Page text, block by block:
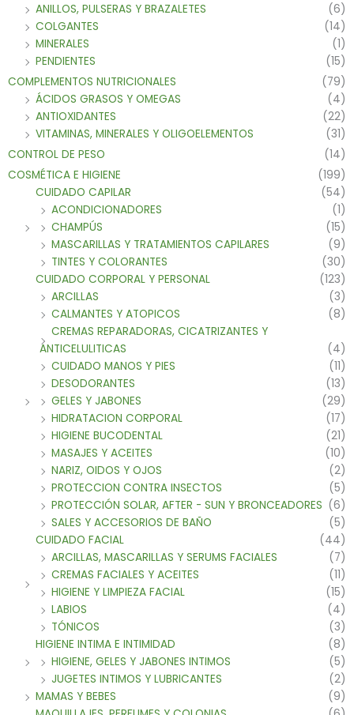
ANILLOS, PULSERAS Y BRAZALETES
(6)
COLGANTES
(14)
MINERALES
(1)
PENDIENTES
(15)
COMPLEMENTOS NUTRICIONALES
(79)
ÁCIDOS GRASOS Y OMEGAS
(4)
ANTIOXIDANTES
(22)
VITAMINAS, MINERALES Y OLIGOELEMENTOS
(31)
CONTROL DE PESO
(14)
COSMÉTICA E HIGIENE
(199)
CUIDADO CAPILAR
(54)
ACONDICIONADORES
(1)
CHAMPÚS
(15)
MASCARILLAS Y TRATAMIENTOS CAPILARES
(9)
TINTES Y COLORANTES
(30)
CUIDADO CORPORAL Y PERSONAL
(123)
ARCILLAS
(3)
CALMANTES Y ATOPICOS
(8)
CREMAS REPARADORAS, CICATRIZANTES Y
ANTICELULITICAS
(4)
CUIDADO MANOS Y PIES
(11)
DESODORANTES
(13)
GELES Y JABONES
(29)
HIDRATACION CORPORAL
(17)
HIGIENE BUCODENTAL
(21)
MASAJES Y ACEITES
(10)
NARIZ, OIDOS Y OJOS
(2)
PROTECCION CONTRA INSECTOS
(5)
PROTECCIÓN SOLAR, AFTER - SUN Y BRONCEADORES (6)
SALES Y ACCESORIOS DE BAÑO
(5)
CUIDADO FACIAL
(44)
ARCILLAS, MASCARILLAS Y SERUMS FACIALES
(7)
CREMAS FACIALES Y ACEITES
(11)
HIGIENE Y LIMPIEZA FACIAL
(15)
LABIOS
(4)
TÓNICOS
(3)
HIGIENE INTIMA E INTIMIDAD
(8)
HIGIENE, GELES Y JABONES INTIMOS
(5)
JUGETES INTIMOS Y LUBRICANTES
(2)
MAMAS Y BEBES
(9)